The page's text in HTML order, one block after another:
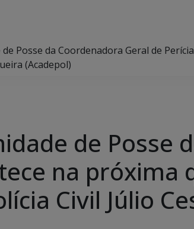
de Posse da Coordenadora Geral de
(Acadepol)
de Posse
na próxima
Civil Júlio